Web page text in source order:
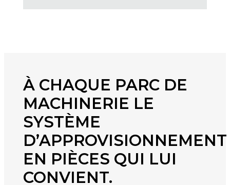
À CHAQUE PARC DE
MACHINERIE LE
SYSTÈME
D’APPROVISIONNEMENT
EN PIÈCES QUI LUI
CONVIENT.